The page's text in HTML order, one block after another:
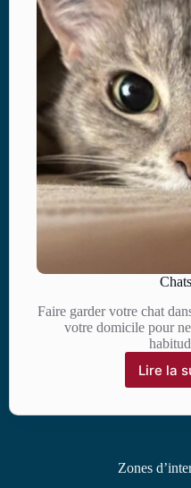
Chats
Faire garder votre chat
votre domicile pour
Lire la
Zones